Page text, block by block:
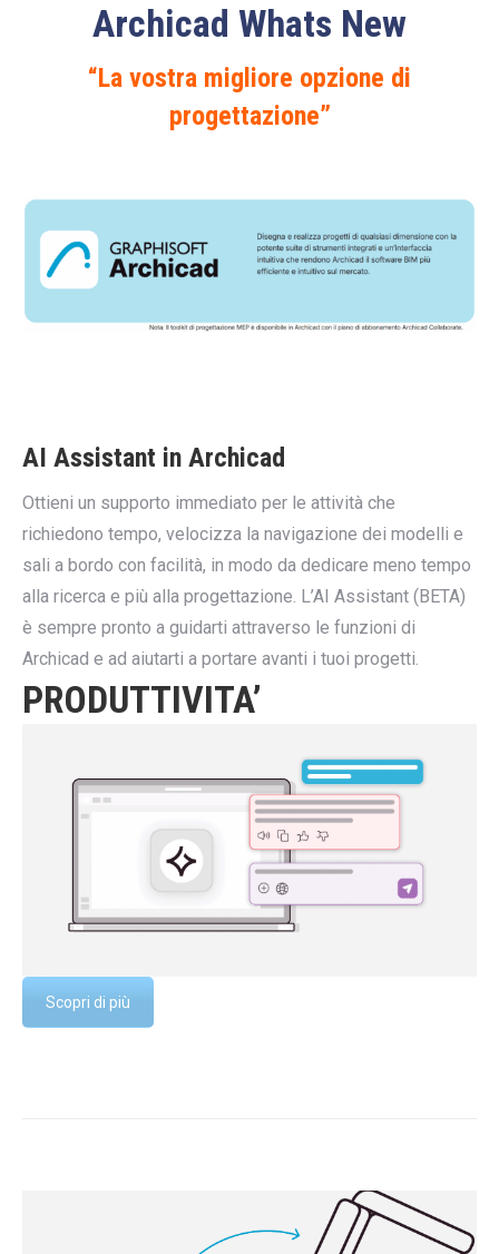
Archicad Whats New
“La vostra migliore opzione di
progettazione”
AI Assistant in Archicad
Ottieni un supporto immediato per le attività che
richiedono tempo, velocizza la navigazione dei modelli e
sali a bordo con facilità, in modo da dedicare meno tempo
alla ricerca e più alla progettazione. L’AI Assistant (BETA)
è sempre pronto a guidarti attraverso le funzioni di
Archicad e ad aiutarti a portare avanti i tuoi progetti.
PRODUTTIVITA’
Scopri di più